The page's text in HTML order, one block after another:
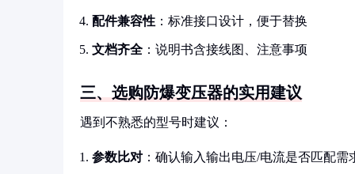
配件兼容性 ：标准接口设计，便于替换
文档齐全 ：说明书含接线图、注意事项
三、选购防爆变压器的实用建议
遇到不熟悉的型号时建议：
参数比对 ：确认输入输出电压/电流是否匹配需